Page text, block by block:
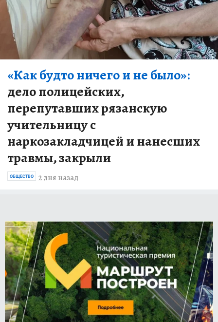
«Как будто ничего и не было»:
дело полицейских,
перепутавших рязанскую
учительницу с
наркозакладчицей и нанесших
травмы, закрыли
2 дня назад
ОБЩЕСТВО